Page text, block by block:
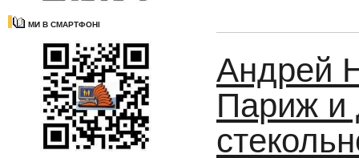
МИ В СМАРТФОНІ
Андрей
Париж и